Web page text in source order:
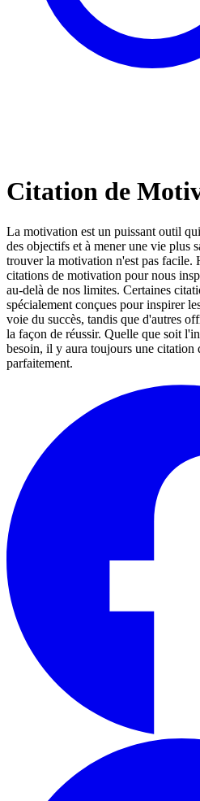
Citation de
La motivation est un puissant outil
des objectifs et à mener une vie plus
trouver la motivation n'est pas facile.
citations de motivation pour nous
au-delà de nos limites. Certaines
spécialement conçues pour inspirer
voie du succès, tandis que d'autres
la façon de réussir. Quelle que soit
besoin, il y aura toujours une citation
parfaitement.